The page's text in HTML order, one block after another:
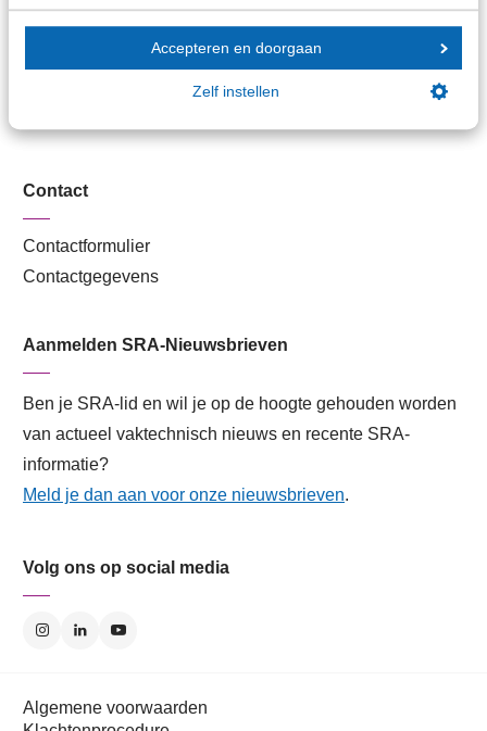
Accepteren en doorgaan
Zelf instellen
Veilig bestanden delen
Contact
Contactformulier
Contactgegevens
Aanmelden SRA-Nieuwsbrieven
Ben je SRA-lid en wil je op de hoogte gehouden worden
van actueel vaktechnisch nieuws en recente SRA-
informatie?
Meld je dan aan voor onze nieuwsbrieven.
Volg ons op social media
Algemene voorwaarden